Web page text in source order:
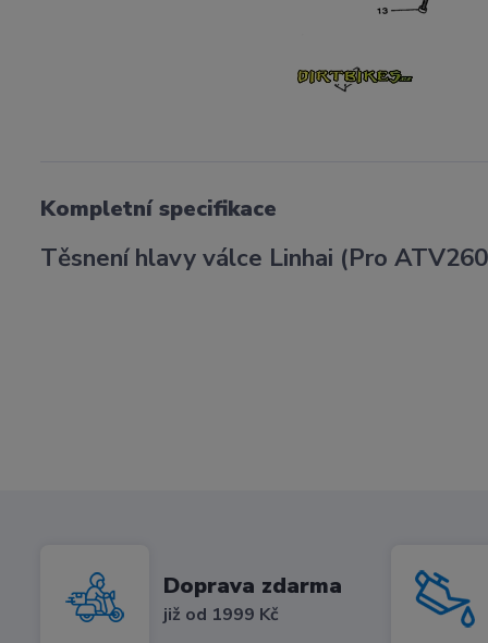
Kompletní specifikace
Těsnení hlavy válce Linhai (Pro
Doprava zdarma
již od 1999 Kč